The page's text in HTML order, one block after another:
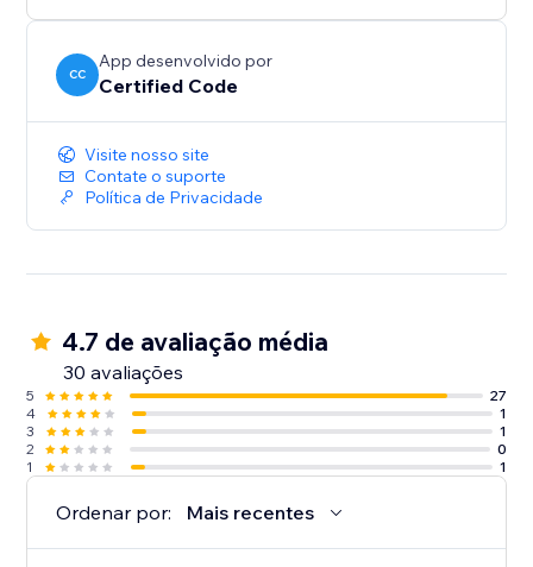
CC
App desenvolvido por
Certified Code
Visite nosso site
Contate o suporte
Política de Privacidade
4.7 de avaliação média
30 avaliações
5
27
4
1
3
1
2
0
1
1
Ordenar por: Mais recentes